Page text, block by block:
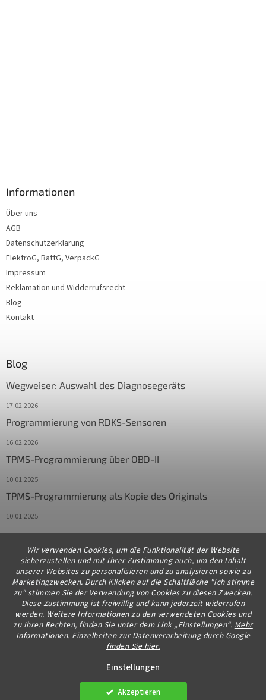
Wir verwenden Cookies, um die Funktionalität der Website
sicherzustellen und mit Ihrer Zustimmung auch, um den Inhalt
unserer Websites zu personalisieren und zu analysieren sowie zu
Marketingzwecken. Durch Klicken auf die Schaltfläche "Ich stimme
zu" stimmen Sie der Verwendung von Cookies zu diesen Zwecken.
Diese Zustimmung ist freiwillig und kann jederzeit widerrufen
werden. Weitere Informationen zu den verwendeten Cookies und
zu Ihren Rechten, finden Sie unter dem Link „Einstellungen“. Mehr
Informationen. Einzelheiten zur Datenverarbeitung durch Google
finden Sie hier.
Einstellungen
Akzeptieren
Informationen
Über uns
AGB
Datenschutzerklärung
ElektroG, BattG, VerpackG
Impressum
Reklamation und Widderrufsrecht
Blog
Kontakt
Blog
Wegweiser: Auswahl des Diagnosegeräts
17.02.2026
Programmierung von RDKS-Sensoren
16.02.2026
TPMS-Programmierung über OBD-II
10.01.2025
TPMS-Programmierung als Kopie des Originals
10.01.2025
Kontakt
info@diagstore.de
+491706654834
Erstellt von Shoptet Premium